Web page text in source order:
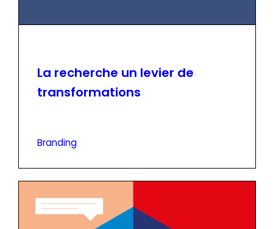
La recherche un levier de
transformations
Branding